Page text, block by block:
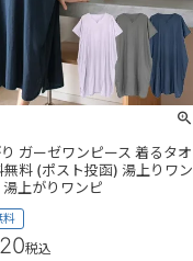
ガーゼワンピース 着るタオ
無料 (ポスト投函) 湯上りワン
湯上がりワンピ
料
税込